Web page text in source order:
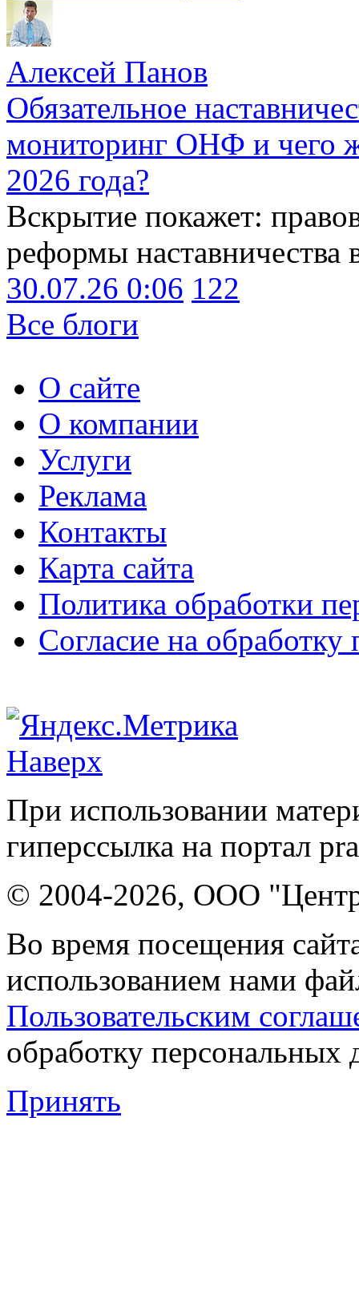
Алексей Панов
Обязательное
мониторинг ОНФ и чего
2026 года?
Вскрытие покажет:
реформы наставничества
30.07.26 0:06 122
Все блоги
О сайте
О компании
Услуги
Реклама
Контакты
Карта сайта
Политика обработки
Согласие на
Наверх
При использовании
гиперссылка на портал
© 2004-2026, ООО "Центр
Во время посещения
использованием нами
Пользовательским
обработку персональных
Принять